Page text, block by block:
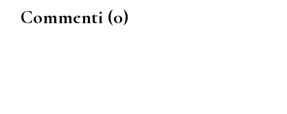
Commenti (0)